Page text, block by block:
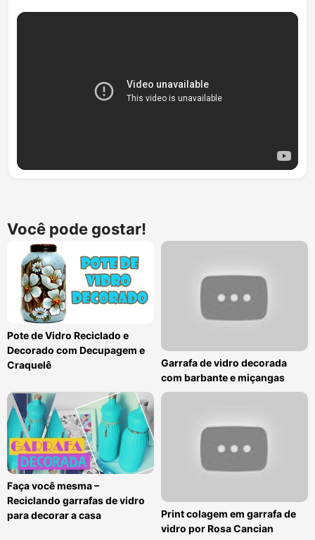
Você pode gostar!
Pote de Vidro Reciclado e
Decorado com Decupagem e
Craquelê
Garrafa de vidro decorada
com barbante e miçangas
Faça você mesma –
Reciclando garrafas de vidro
para decorar a casa
Print colagem em garrafa de
vidro por Rosa Cancian